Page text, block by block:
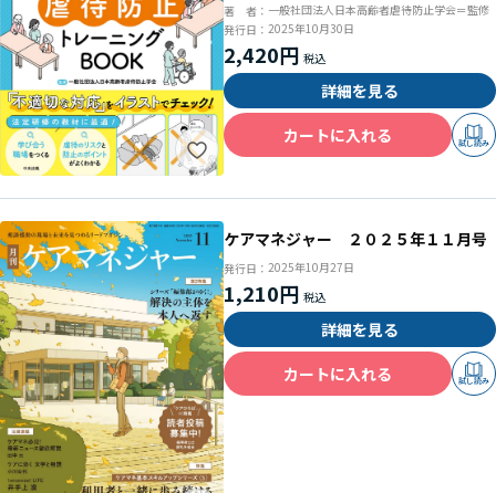
著 者： 一般社団法人日本高齢者虐待防止学会＝監修
発行日： 2025年10月30日
2,420円
詳細を見る
カートに入れる
試し読み
ケアマネジャー ２０２５年１１月号
発行日： 2025年10月27日
1,210円
詳細を見る
カートに入れる
試し読み